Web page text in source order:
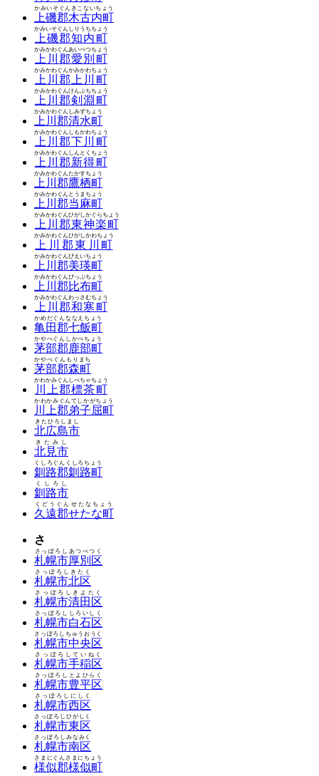
上磯郡木古内町
かみいそぐんきこないちょう
上磯郡知内町
かみいそぐんしりうちちょう
上川郡愛別町
かみかわぐんあいべつちょう
上川郡上川町
かみかわぐんかみかわちょう
上川郡剣淵町
かみかわぐんけんぶちちょう
上川郡清水町
かみかわぐんしみずちょう
上川郡下川町
かみかわぐんしもかわちょう
上川郡新得町
かみかわぐんしんとくちょう
上川郡鷹栖町
かみかわぐんたかすちょう
上川郡当麻町
かみかわぐんとうまちょう
上川郡東神楽町
かみかわぐんひがしかぐらちょう
上川郡東川町
かみかわぐんひがしかわちょう
上川郡美瑛町
かみかわぐんびえいちょう
上川郡比布町
かみかわぐんぴっぷちょう
上川郡和寒町
かみかわぐんわっさむちょう
亀田郡七飯町
かめだぐんななえちょう
茅部郡鹿部町
かやべぐんしかべちょう
茅部郡森町
かやべぐんもりまち
川上郡標茶町
かわかみぐんしべちゃちょう
川上郡弟子屈町
かわかみぐんてしかがちょう
北広島市
きたひろしまし
北見市
きたみし
釧路郡釧路町
くしろぐんくしろちょう
釧路市
くしろし
久遠郡せたな町
くどうぐんせたなちょう
さ
札幌市厚別区
さっぽろしあつべつく
札幌市北区
さっぽろしきたく
札幌市清田区
さっぽろしきよたく
札幌市白石区
さっぽろししろいしく
札幌市中央区
さっぽろしちゅうおうく
札幌市手稲区
さっぽろしていねく
札幌市豊平区
さっぽろしとよひらく
札幌市西区
さっぽろしにしく
札幌市東区
さっぽろしひがしく
札幌市南区
さっぽろしみなみく
様似郡様似町
さまにぐんさまにちょう